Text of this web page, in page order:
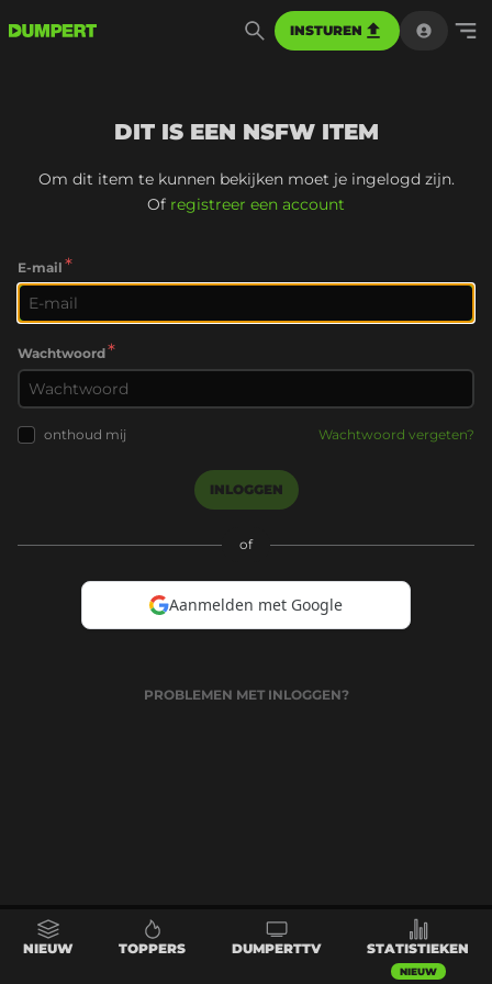
INSTUREN
DIT IS EEN NSFW ITEM
Om dit item te kunnen bekijken moet je ingelogd zijn.
Of registreer een account
E-mail *
Wachtwoord*
onthoud mij Wachtwoord vergeten?
INLOGGEN
of
Aanmelden met Google
PROBLEMEN MET INLOGGEN?
NIEUW TOPPERS DUMPERTTV STATISTIEKEN
NIEUW